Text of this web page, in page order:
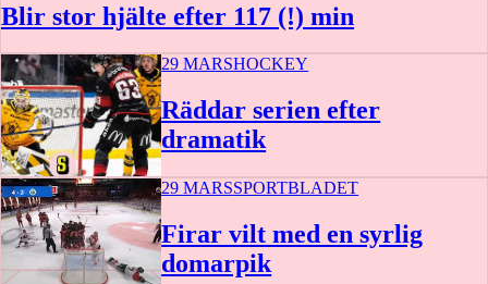
Blir stor hjälte efter 117 (!) min
29 MARSHOCKEY
Räddar serien efter
dramatik
29 MARSSPORTBLADET
Firar vilt med en syrlig
domarpik